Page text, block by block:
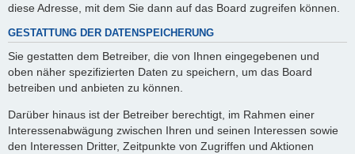
diese Adresse, mit dem Sie dann auf das Board zugreifen können.
GESTATTUNG DER DATENSPEICHERUNG
Sie gestatten dem Betreiber, die von Ihnen eingegebenen und
oben näher spezifizierten Daten zu speichern, um das Board
betreiben und anbieten zu können.
Darüber hinaus ist der Betreiber berechtigt, im Rahmen einer
Interessenabwägung zwischen Ihren und seinen Interessen sowie
den Interessen Dritter, Zeitpunkte von Zugriffen und Aktionen